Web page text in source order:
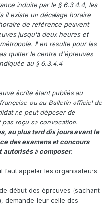
induite par le § 6.3.4.4, les
il existe un décalage horaire
de référence peuvent
jusqu'à deux heures et
Il en résulte pour les
quitter le centre d'épreuves
au § 6.3.4.4
écrite étant publiés au
ou au Bulletin officiel de
ne peut déposer de
reçu sa convocation.
au plus tard dix jours avant le
des examens et concours
autorisés à composer.
faut appeler les organisateurs
début des épreuves (sachant
demande-leur celle des